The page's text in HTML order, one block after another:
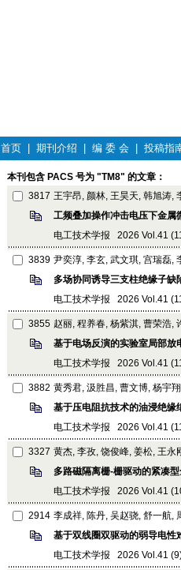
首页 期刊介绍 编 委 会 投稿指
本刊包含 PACS 号为 "TM8" 的文章：
3817 王宇昂, 颜林, 王昊天, 韩旭涛,
工频叠加操作冲击电压下金属
电工技术学报 2026 Vol.41
3839 尹奕淳, 李玄, 武文琪, 宫瑞磊,
多场协同诱导三支柱绝缘子缺
电工技术学报 2026 Vol.41
3855 赵丽, 程养春, 杨紫淇, 曹荣浩,
基于电场反演的实验室局部放
电工技术学报 2026 Vol.41
3882 黄秀君, 汲胜昌, 曹文博, 杨宇
基于压电阻抗技术的油浸绝缘
电工技术学报 2026 Vol.41
3327 黄杰, 李孜, 饶俊峰, 姜松, 王永
多路磁隔离栅-栅驱动的紧凑
电工技术学报 2026 Vol.41
2914 李成祥, 陈丹, 吴赵骁, 舒一航,
基于双线圈双驱动的弱导电性
电工技术学报 2026 Vol.41